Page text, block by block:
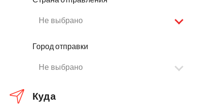
Не выбрано
Город отправки
Не выбрано
Куда